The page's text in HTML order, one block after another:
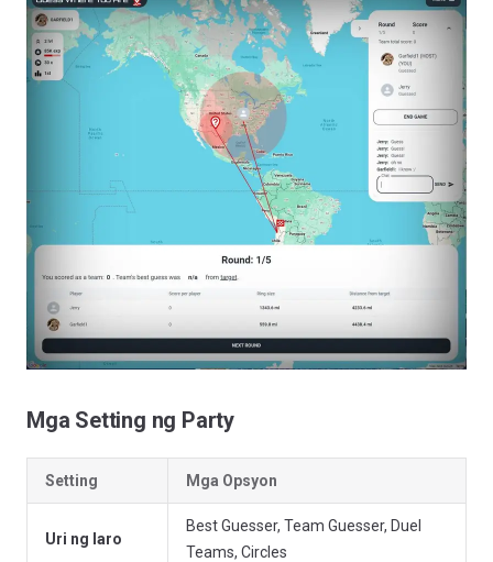
Mga Setting ng Party
Setting Mga Opsyon
Uri ng laro
Best Guesser, Team Guesser, Duel
Teams, Circles